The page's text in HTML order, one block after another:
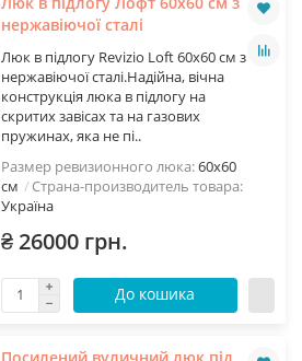
нержавіючої сталі
Люк в підлогу Revizio Loft 60х60 см з
нержавіючої сталі.Надійна, вічна
конструкція люка в підлогу на
скритих завісах та на газових
пружинах, яка не пі..
Размер ревизионного люка:60х60
см
Страна-производитель товара:
Україна
₴ 26000 грн.
До кошика